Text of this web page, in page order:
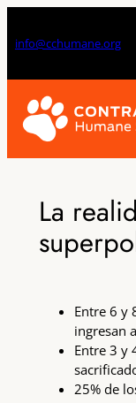
al
contenido
info@cchumane.org
La
Entre 6 y
ingresan
Entre 3 y
25% de